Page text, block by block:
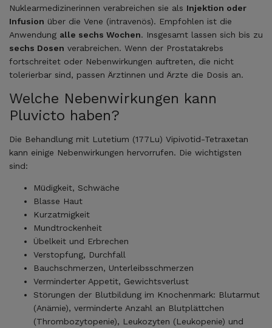
Nuklearmedizinerinnen verabreichen sie als Injektion oder
Infusion über die Vene (intravenös). Empfohlen ist die
Anwendung alle sechs Wochen. Insgesamt lassen sich bis zu
sechs Dosen verabreichen. Wenn der Prostatakrebs
fortschreitet oder Nebenwirkungen auftreten, die nicht
tolerierbar sind, passen Ärztinnen und Ärzte die Dosis an.
Welche Nebenwirkungen kann
Pluvicto haben?
Die Behandlung mit Lutetium (177Lu) Vipivotid-Tetraxetan
kann einige Nebenwirkungen hervorrufen. Die wichtigsten
sind:
Müdigkeit, Schwäche
Blasse Haut
Kurzatmigkeit
Mundtrockenheit
Übelkeit und Erbrechen
Verstopfung, Durchfall
Bauchschmerzen, Unterleibsschmerzen
Verminderter Appetit, Gewichtsverlust
Störungen der Blutbildung im Knochenmark: Blutarmut
(Anämie), verminderte Anzahl an Blutplättchen
(Thrombozytopenie), Leukozyten (Leukopenie) und